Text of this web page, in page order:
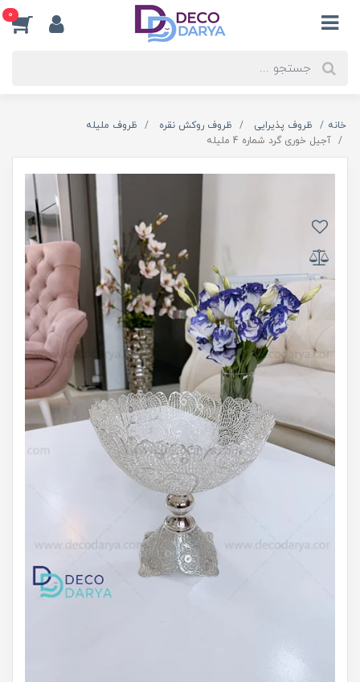
0
خانه ظروف پذیرایی ظروف روکش نقره
ظروف ملیله
آجیل خوری گرد شماره 4 ملیله